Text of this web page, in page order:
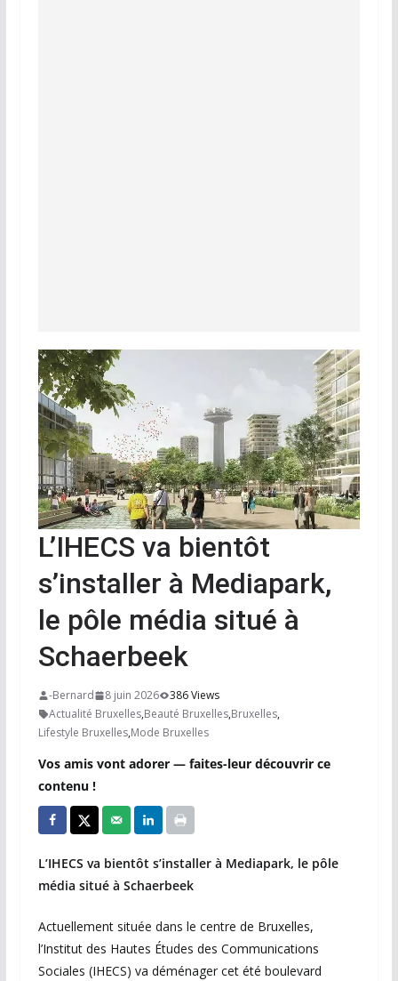
L’IHECS va bientôt
s’installer à Mediapark,
le pôle média situé à
Schaerbeek
-Bernard 8 juin 2026
386 Views
Actualité Bruxelles,Beauté Bruxelles,Bruxelles,
Lifestyle Bruxelles,Mode Bruxelles
Vos amis vont adorer — faites-leur découvrir ce
contenu !
L’IHECS va bientôt s’installer à Mediapark, le pôle
média situé à Schaerbeek
Actuellement située dans le centre de Bruxelles,
l’Institut des Hautes Études des Communications
Sociales (IHECS) va déménager cet été boulevard